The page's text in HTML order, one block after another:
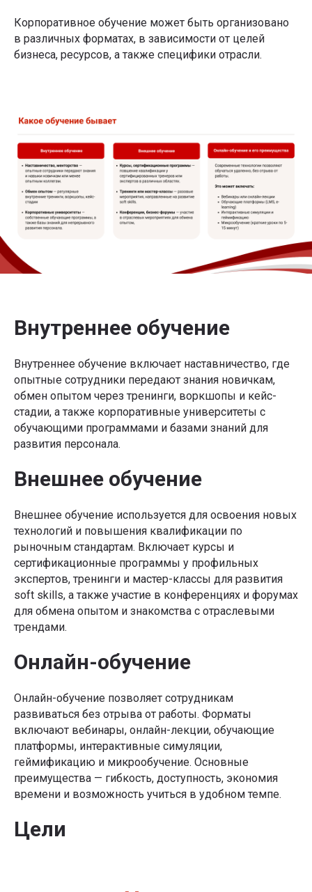
Корпоративное обучение может быть организовано
в различных форматах, в зависимости от целей
бизнеса, ресурсов, а также специфики отрасли.
Внутреннее обучение
Внутреннее обучение включает наставничество, где
опытные сотрудники передают знания новичкам,
обмен опытом через тренинги, воркшопы и кейс-
стадии, а также корпоративные университеты с
обучающими программами и базами знаний для
развития персонала.
Внешнее обучение
Внешнее обучение используется для освоения новых
технологий и повышения квалификации по
рыночным стандартам. Включает курсы и
сертификационные программы у профильных
экспертов, тренинги и мастер-классы для развития
soft skills, а также участие в конференциях и форумах
для обмена опытом и знакомства с отраслевыми
трендами.
Онлайн-обучение
Онлайн-обучение позволяет сотрудникам
развиваться без отрыва от работы. Форматы
включают вебинары, онлайн-лекции, обучающие
платформы, интерактивные симуляции,
геймификацию и микрообучение. Основные
преимущества — гибкость, доступность, экономия
времени и возможность учиться в удобном темпе.
Цели